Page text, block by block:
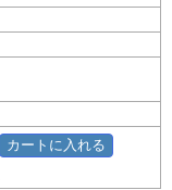
カートに入れる